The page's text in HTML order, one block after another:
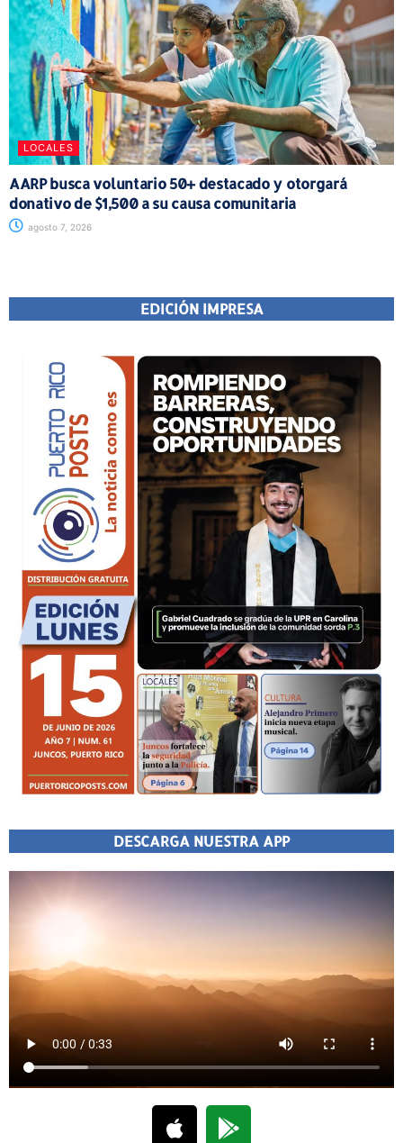
LOCALES
AARP busca voluntario 50+ destacado y otorgará
donativo de $1,500 a su causa comunitaria
agosto 7, 2026
EDICIÓN IMPRESA
DESCARGA NUESTRA APP